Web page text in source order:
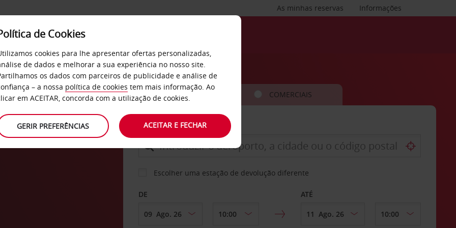
Informações
As minhas reservas
SERVIÇOS EMPRESAS
CARRO COMERCIAIS
LEVANTAR EM
Escolher uma estação de devolução diferente
DE ATÉ
de Cookies
cookies para lhe apresentar ofertas personalizadas,
de dados e melhorar a sua experiência no nosso site.
os dados com parceiros de publicidade e análise de
– a nossa política de cookies tem mais informação. Ao
em ACEITAR, concorda com a utilização de cookies.
GERIR PREFERÊNCIAS ACEITAR E FECHAR